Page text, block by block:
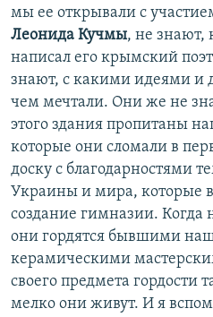
мы ее открывали с
Леонида Кучмы, не знают,
написал его крымский поэт
знают, с какими идеями
чем мечтали. Они же не
этого здания пропитаны
которые они сломали в
доску с благодарностями
Украины и мира, которые
создание гимназии. Когда
они гордятся бывшими
керамическими
своего предмета гордости
мелко они живут. И я